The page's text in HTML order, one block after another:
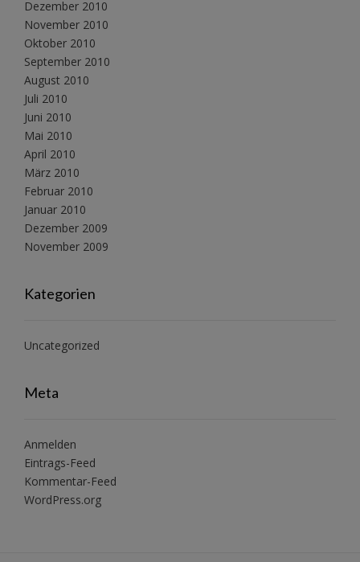
Dezember 2010
November 2010
Oktober 2010
September 2010
August 2010
Juli 2010
Juni 2010
Mai 2010
April 2010
März 2010
Februar 2010
Januar 2010
Dezember 2009
November 2009
Kategorien
Uncategorized
Meta
Anmelden
Eintrags-Feed
Kommentar-Feed
WordPress.org